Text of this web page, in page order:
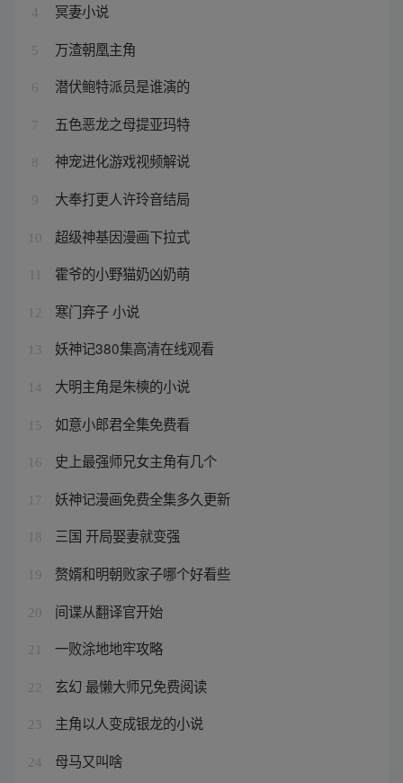
4 冥妻小说
5 万渣朝凰主角
6 潜伏鲍特派员是谁演的
7 五色恶龙之母提亚玛特
8 神宠进化游戏视频解说
9 大奉打更人许玲音结局
10 超级神基因漫画下拉式
霍爷的小野猫奶凶奶萌
12 寒门弃子 小说
13 妖神记380集高清在线观看
14 大明主角是朱樉的小说
15 如意小郎君全集免费看
16 史上最强师兄女主角有几个
17 妖神记漫画免费全集多久更新
18 三国 开局娶妻就变强
19 赘婿和明朝败家子哪个好看些
20 间谍从翻译官开始
21 一败涂地地牢攻略
22 玄幻 最懒大师兄免费阅读
23 主角以人变成银龙的小说
24 母马又叫啥